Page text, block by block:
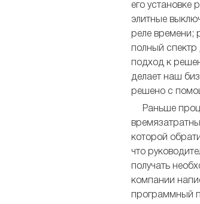
его установке
элитные
реле времени;
полный спектр
подход к
делает наш
решено с
Раньше
которой
что
получать
компании
программный